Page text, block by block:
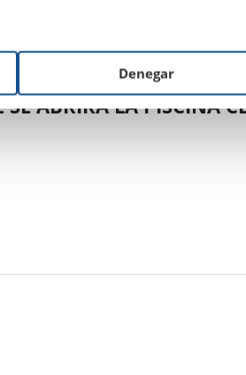
SE ABRIRÁ LA PISCINA
Denegar